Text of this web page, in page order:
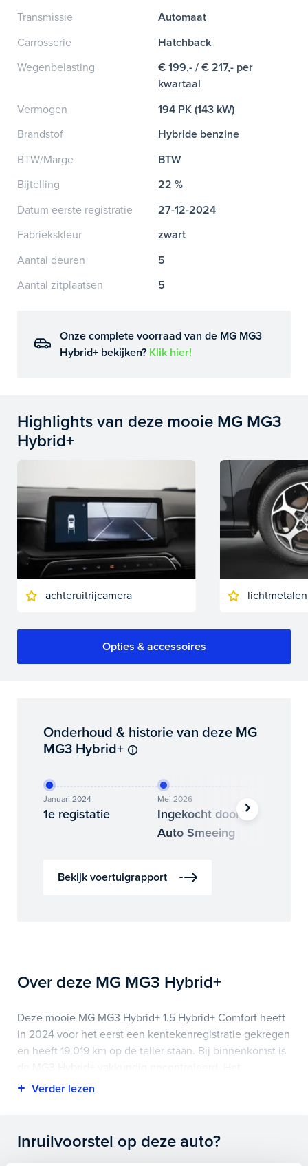
Transmissie
Automaat
Carrosserie
Hatchback
Wegenbelasting
€ 199,- / € 217,- per
kwartaal
Vermogen
194 PK (143 kW)
Brandstof
Hybride benzine
BTW/Marge
BTW
Bijtelling
22 %
Datum eerste registratie
27-12-2024
Fabriekskleur
zwart
Aantal deuren
5
Aantal zitplaatsen
5
Onze complete voorraad van de MG MG3
Hybrid+ bekijken? Klik hier!
Highlights van deze mooie MG MG3
Hybrid+
achteruitrijcamera
Opties & accessoires
Onderhoud & historie van deze MG
MG3 Hybrid+
Januari 2024
1e registatie
Mei 2026
Ingekocht door
Auto Smeeing
Bekijk voertuigrapport
Over deze MG MG3 Hybrid+
Deze mooie MG MG3 Hybrid+ 1.5 Hybrid+ Comfort heeft
in 2024 voor het eerst een kentekenregistratie gekregen
en heeft 19.019 km op de teller staan. Bij binnenkomst is
voertuigrapport is op deze pagina bij onderhoud en
Highlights van deze MG zijn onder andere
achteruitrijcamera, airco (automatisch), apple
Inruilvoorstel op deze auto?